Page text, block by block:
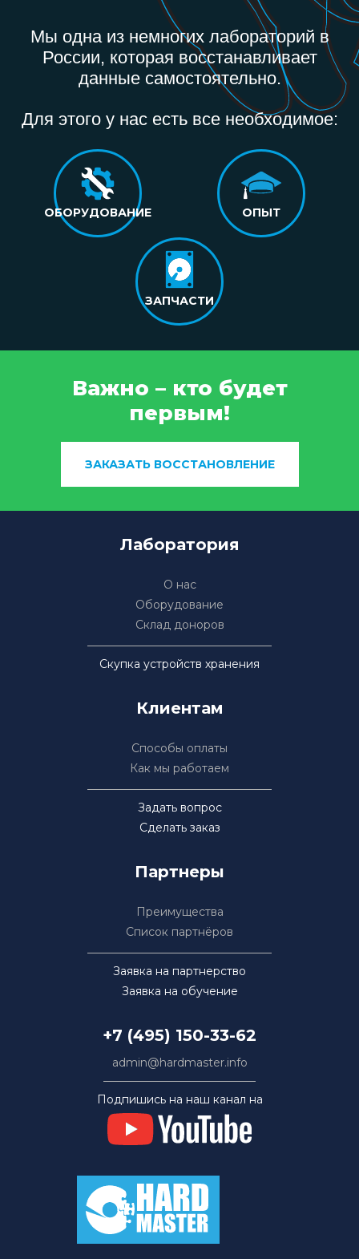
Мы одна из немногих лабораторий в
России, которая восстанавливает
данные самостоятельно.
Для этого у нас есть все необходимое:
ОБОРУДОВАНИЕ ОПЫТ
ЗАПЧАСТИ
Важно – кто будет
первым!
ЗАКАЗАТЬ ВОССТАНОВЛЕНИЕ
Лаборатория
О нас
Оборудование
Склад доноров
Скупка устройств хранения
Клиентам
Способы оплаты
Как мы работаем
Задать вопрос
Сделать заказ
Партнеры
Преимущества
Список партнёров
Заявка на партнерство
Заявка на обучение
+7 (495) 150-33-62
admin@hardmaster.info
Подпишись на наш канал на